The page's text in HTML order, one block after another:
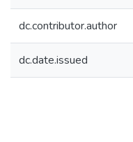
dc.contributor.author
dc.date.issued